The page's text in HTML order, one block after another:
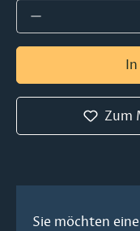
Produkt
Zum
Sie möchten